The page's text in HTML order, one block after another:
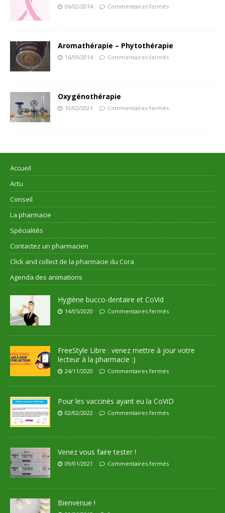
06/02/2014 Commentaires fermés
Aromathérapie – Phytothérapie
16/09/2014 Commentaires fermés
Oxygénothérapie
10/02/2021 Commentaires fermés
Accueil
Actu
Conseil
La pharmacie
Spécialités
Contactez un pharmacien
Click and collect de la pharmacie du Cora
Agenda des animations
Hygiène bucco-dentaire et CoVid
14/05/2020 Commentaires fermés
FreeStyle Libre : venez mettre à jour votre
lecteur à la pharmacie :)
24/11/2020 Commentaires fermés
Pour les vaccinés ayant eu la CoViD
02/02/2022 Commentaires fermés
Venez vous faire tester !
09/01/2021 Commentaires fermés
Bienvenue !